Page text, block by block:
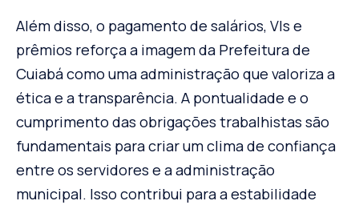
Além disso, o pagamento de salários, VIs e
prêmios reforça a imagem da Prefeitura de
Cuiabá como uma administração que valoriza a
ética e a transparência. A pontualidade e o
cumprimento das obrigações trabalhistas são
fundamentais para criar um clima de confiança
entre os servidores e a administração
municipal. Isso contribui para a estabilidade